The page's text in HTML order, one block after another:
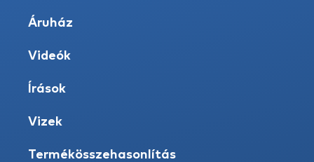
Áruház
Videók
Írások
Vizek
Termékösszehasonlítás